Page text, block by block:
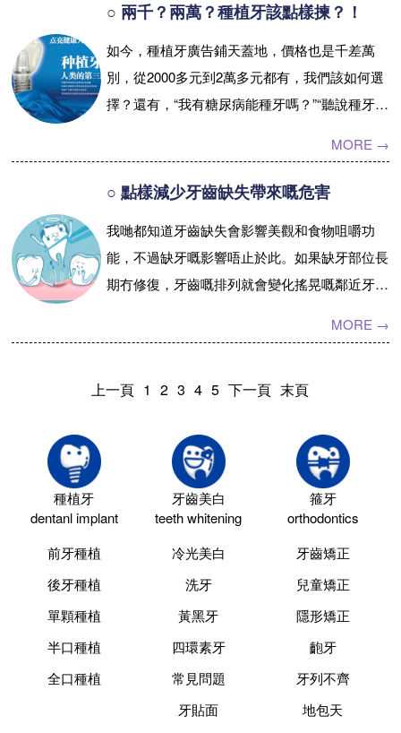
○ 兩千？兩萬？種植牙該點樣揀？！
如今，種植牙廣告鋪天蓋地，價格也是千差萬
別，從2000多元到2萬多元都有，我們該如何選
擇？還有，“我有糖尿病能種牙嗎？”“聽說種牙後
做核磁共振，是否一定要摘掉...【詳情】
MORE →
○ 點樣減少牙齒缺失帶來嘅危害
我哋都知道牙齒缺失會影響美觀和食物咀嚼功
能，不過缺牙嘅影響唔止於此。如果缺牙部位長
期冇修復，牙齒嘅排列就會變化搖晃嘅鄰近牙齒
態都會有所改變； ...【詳情】
MORE →
上一頁 1 2 3 4 5 下一頁 末頁
種植牙
dentanl implant
前牙種植
後牙種植
單顆種植
半口種植
全口種植
牙齒美白
teeth whitening
冷光美白
洗牙
黃黑牙
四環素牙
常見問題
牙貼面
箍牙
orthodontics
牙齒矯正
兒童矯正
隱形矯正
齙牙
牙列不齊
地包天